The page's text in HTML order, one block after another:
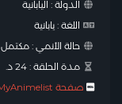
الدولة : اليابانية
اللغة :يابانية
حالة الأنمي :مكتمل
مدة الحلقة :24 د.
صفحة MyAnimelist